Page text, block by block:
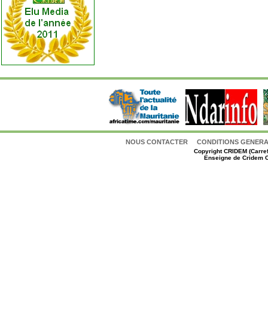
NOUS CONTACTER CONDITIONS
CopyrightCRIDEM
Enseigne de Cridem